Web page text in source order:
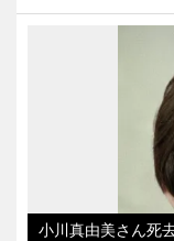
小川真由美さん死